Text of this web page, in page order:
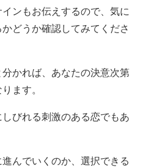
ンもお伝えするので、気に
どうか確認してみてくださ
かれば、あなたの決意次第
ます。
びれる刺激のある恋でもあ
んでいくのか、選択できる